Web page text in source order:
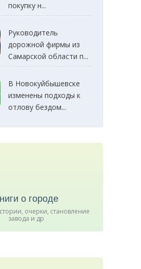
покупку н...
Руководитель
дорожной фирмы из
Самарской области п...
В Новокуйбышевске
изменены подходы к
отлову бездом...
о городе
очерки, становление
завода и др